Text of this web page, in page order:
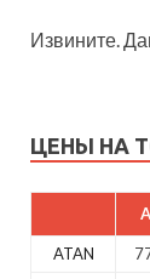
Извините.
ЦЕНЫ НА
ATAN